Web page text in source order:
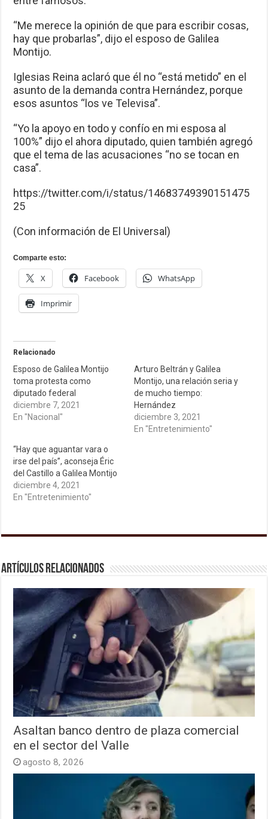
“Me merece la opinión de que para escribir cosas,
hay que probarlas”, dijo el esposo de Galilea
Montijo.
Iglesias Reina aclaró que él no “está metido” en el
asunto de la demanda contra Hernández, porque
esos asuntos “los ve Televisa”.
“Yo la apoyo en todo y confío en mi esposa al
100%” dijo el ahora diputado, quien también agregó
que el tema de las acusaciones “no se tocan en
casa”.
https://twitter.com/i/status/14683749390151475
25
(Con información de El Universal)
Comparte esto:
X Facebook WhatsApp
Imprimir
Relacionado
Esposo de Galilea Montijo
toma protesta como
diputado federal
diciembre 7, 2021
En "Nacional"
Arturo Beltrán y Galilea
Montijo, una relación seria y
de mucho tiempo:
Hernández
diciembre 3, 2021
En "Entretenimiento"
“Hay que aguantar vara o
irse del país”, aconseja Éric
del Castillo a Galilea Montijo
diciembre 4, 2021
En "Entretenimiento"
Artículos relacionados
Asaltan banco dentro de plaza comercial
en el sector del Valle
agosto 8, 2026